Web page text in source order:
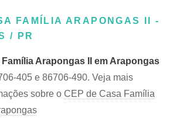
FAMÍLIA ARAPONGAS II -
/ PR
Arapongas II em Arapongas
405 e 86706-490. Veja mais
sobre o CEP de Casa Família